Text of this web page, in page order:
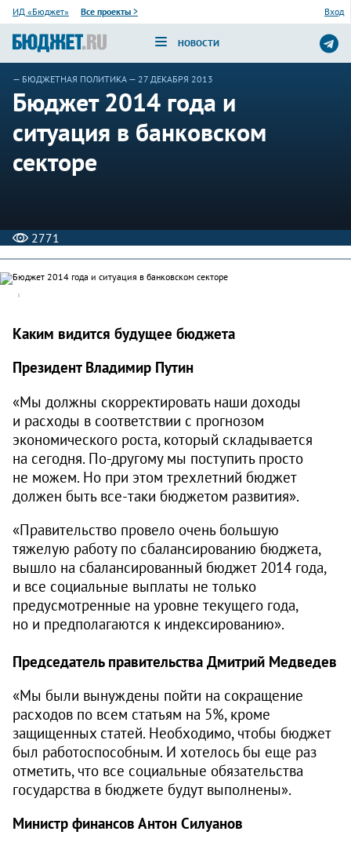
ИД «Бюджет» Все проекты > Вход
НОВОСТИ
— БЮДЖЕТНАЯ ПОЛИТИКА — 27 ДЕКАБРЯ 2013
Бюджет 2014 года и
ситуация в банковском
секторе
2771
Каким видится будущее бюджета
Президент Владимир Путин
«Мы должны скорректировать наши доходы
и расходы в соответствии с прогнозом
экономического роста, который складывается
на сегодня. По-другому мы поступить просто
не можем. Но при этом трехлетний бюджет
должен быть все-таки бюджетом развития».
«Правительство провело очень большую
тяжелую работу по сбалансированию бюджета,
вышло на сбалансированный бюджет 2014 года,
и все социальные выплаты не только
предусмотренные на уровне текущего года,
но и предполагаются к индексированию».
Председатель правительства Дмитрий Медведев
«Мы были вынуждены пойти на сокращение
расходов по всем статьям на 5%, кроме
защищенных статей. Необходимо, чтобы бюджет
был работоспособным. И хотелось бы еще раз
отметить, что все социальные обязательства
государства в бюджете будут выполнены».
Министр финансов Антон Силуанов